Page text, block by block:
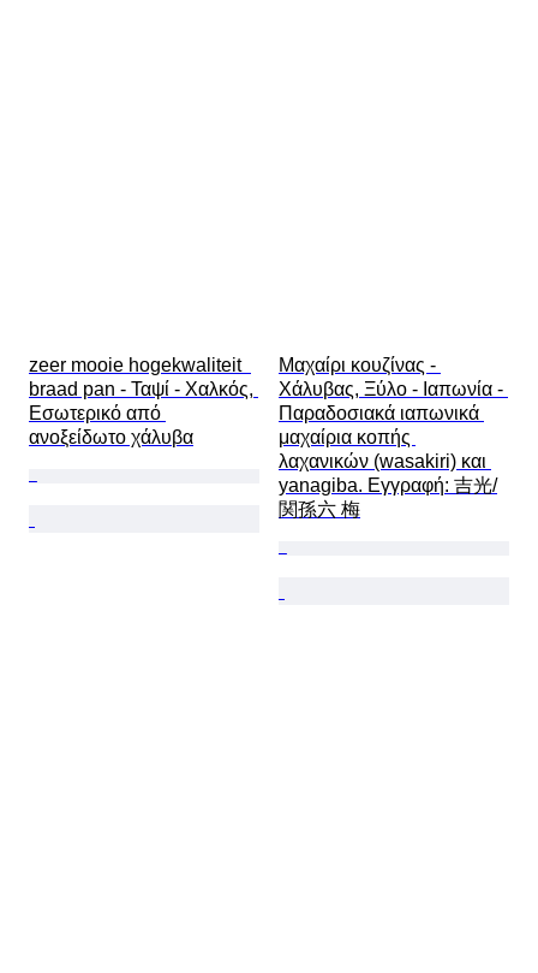
zeer mooie hogekwaliteit
braad pan - Ταψί - Χαλκός,
Εσωτερικό από
ανοξείδωτο χάλυβα
Μαχαίρι κουζίνας -
Χάλυβας, Ξύλο - Ιαπωνία -
Παραδοσιακά ιαπωνικά
μαχαίρια κοπής
λαχανικών (wasakiri) και
yanagiba. Εγγραφή: 吉光/
関孫六 梅